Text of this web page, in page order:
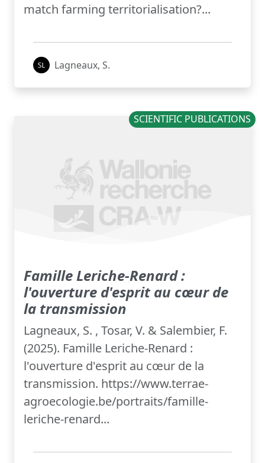
match farming territorialisation?...
Lagneaux, S.
SCIENTIFIC PUBLICATIONS
Famille Leriche-Renard :
l'ouverture d'esprit au cœur de
la transmission
Lagneaux, S. , Tosar, V. & Salembier, F.
(2025). Famille Leriche-Renard :
l'ouverture d'esprit au cœur de la
transmission. https://www.terrae-
agroecologie.be/portraits/famille-
leriche-renard...